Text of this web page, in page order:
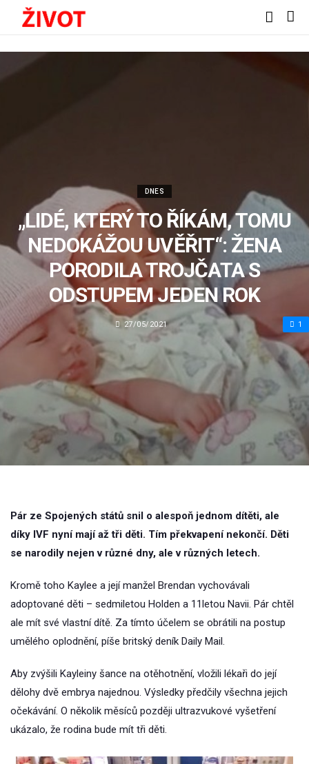
DNES
„LIDÉ, KTERÝ TO ŘÍKÁM, TOMU
NEDOKÁŽOU UVĚŘIT“: ŽENA
PORODILA TROJČATA S
ODSTUPEM JEDEN ROK
27/05/2021 1
Pár ze Spojených států snil o alespoň jednom dítěti, ale
díky IVF nyní mají až tři děti. Tím překvapení nekončí. Děti
se narodily nejen v různé dny, ale v různých letech.
Kromě toho Kaylee a její manžel Brendan vychovávali
adoptované děti – sedmiletou Holden a 11letou Navii. Pár chtěl
ale mít své vlastní dítě. Za tímto účelem se obrátili na postup
umělého oplodnění, píše britský deník Daily Mail.
Aby zvýšili Kayleiny šance na otěhotnění, vložili lékaři do její
dělohy dvě embrya najednou. Výsledky předčily všechna jejich
očekávání. O několik měsíců později ultrazvukové vyšetření
ukázalo, že rodina bude mít tři děti.